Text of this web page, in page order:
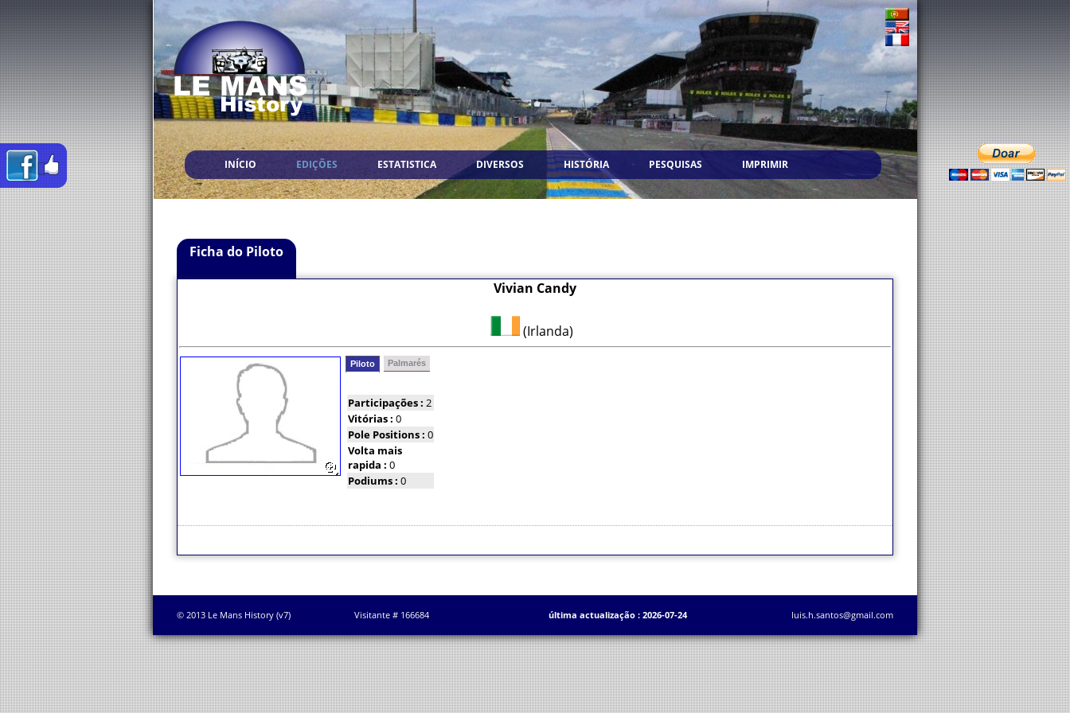
INÍCIO EDIÇÕES ESTATISTICA DIVERSOS HISTÓRIA PESQUISAS IMPRIMIR
Ficha do Piloto
Vivian Candy
(Irlanda)
Piloto Palmarés
Participações : 2
Vitórias : 0
Pole Positions : 0
Volta mais
rapida : 0
Podiums : 0
© 2013 Le Mans History (v7) Visitante # 166684 última actualização : 2026-07-24 luis.h.santos@gmail.com